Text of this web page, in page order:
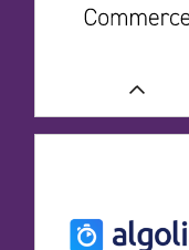
ERFAHREN SIE